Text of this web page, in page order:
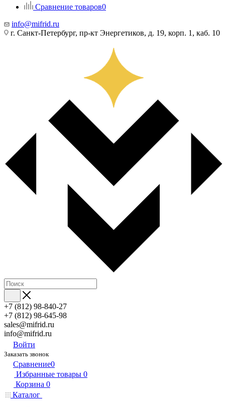
Сравнение товаров0
info@mifrid.ru
г. Санкт-Петербург, пр-кт Энергетиков, д. 19, корп. 1, каб. 10
+7 (812) 98-840-27
+7 (812) 98-645-98
sales@mifrid.ru
info@mifrid.ru
Войти
Заказать звонок
Сравнение0
Избранные товары 0
Корзина 0
Каталог